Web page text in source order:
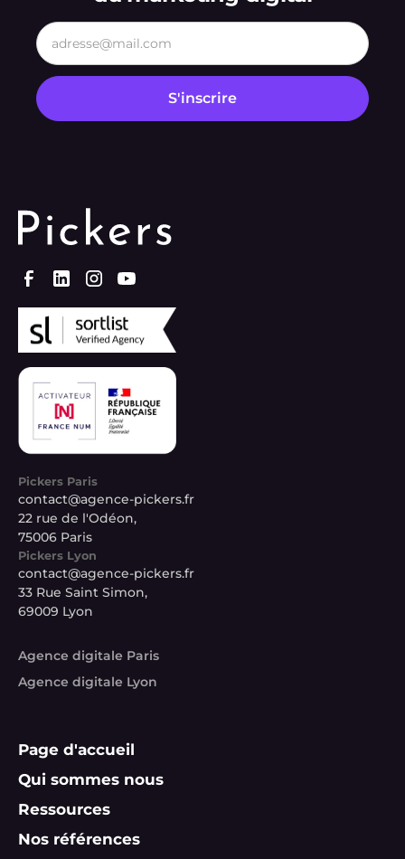
Pickers Paris
contact@agence-pickers.fr
22 rue de l'Odéon,
75006 Paris
Pickers Lyon
contact@agence-pickers.fr
33 Rue Saint Simon,
69009 Lyon
Agence digitale Paris
Agence digitale Lyon
Page d'accueil
Qui sommes nous
Ressources
Nos références